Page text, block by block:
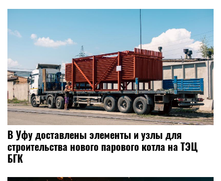
В Уфу доставлены элементы и узлы для
строительства нового парового котла на ТЭЦ
БГК